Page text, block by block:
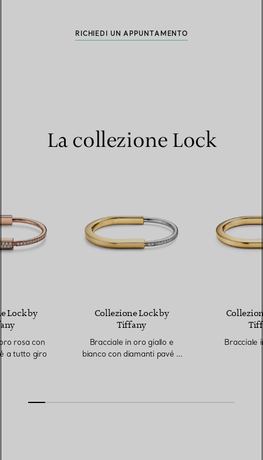
RICHIEDI UN APPUNTAMENTO
La collezione Lock
Lock by
rosa con
a tutto giro
Collezione Lock by
Tiffany
Bracciale in oro giallo e
bianco con diamanti pavé a
Bracciale